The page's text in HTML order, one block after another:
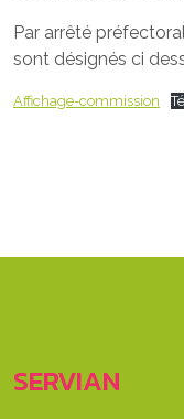
Par arrêté
sont désignés ci
Affichage-commission
SERVIAN